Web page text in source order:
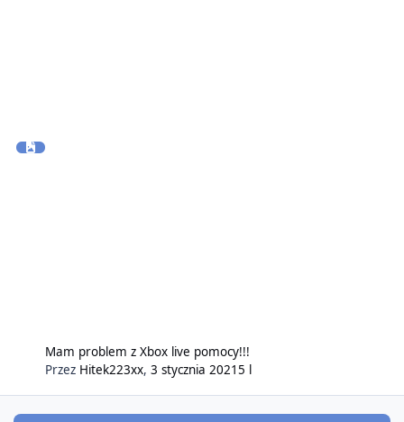
Mam problem z Xbox live pomocy!!!
Przez Hitek223xx, 3 stycznia 20215 l